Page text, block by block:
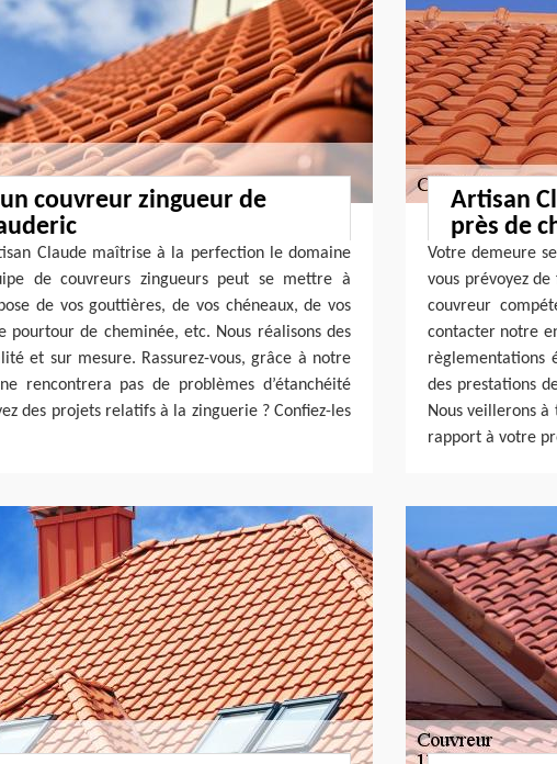
couvreur zingueur de
Claude maîtrise à la perfection le domaine
de couvreurs zingueurs peut se mettre à
de vos gouttières, de vos chéneaux, de vos
pourtour de cheminée, etc. Nous réalisons des
et sur mesure. Rassurez-vous, grâce à notre
rencontrera pas de problèmes d’étanchéité
des projets relatifs à la zinguerie ? Confiez-les
Artisan
près de
Votre demeure
vous prévoyez
couvreur
contacter notre
règlementations
des prestations
Nous veillerons
rapport à votre